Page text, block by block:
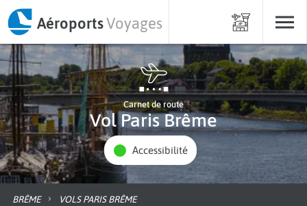
AéroportsVoyages
Carnet de route
Vol Paris Brême
Accessibilité
BRÊME VOLS PARIS BRÊME